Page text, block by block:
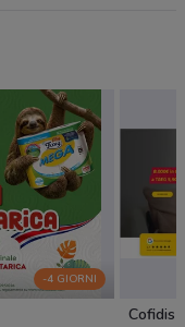
-4 GIORNI
Cofidis